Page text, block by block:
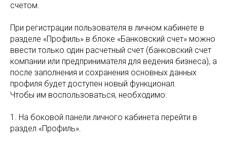
счетом.
При регистрации пользователя в личном кабинете в
разделе «Профиль» в блоке «Банковский счет» можно
ввести только один расчетный счет (банковский счет
компании или предпринимателя для ведения бизнеса), а
после заполнения и сохранения основных данных
профиля будет доступен новый функционал.
Чтобы им воспользоваться, необходимо:
1. На боковой панели личного кабинета перейти в
раздел «Профиль».